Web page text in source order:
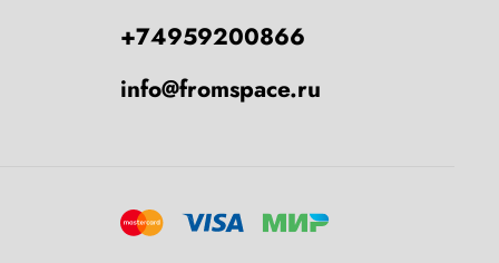
+74959200866
info@fromspace.ru